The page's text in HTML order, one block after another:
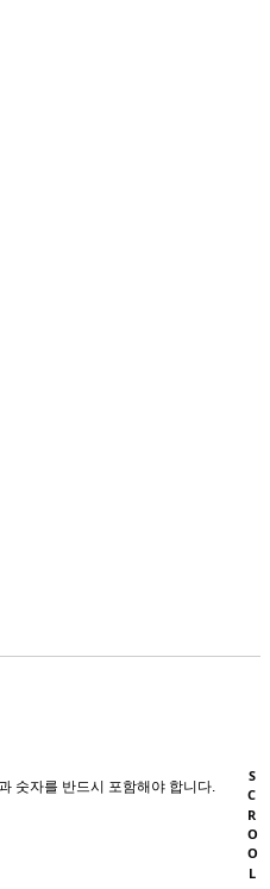
숫자를 반드시 포함해야 합니다. SCROOL